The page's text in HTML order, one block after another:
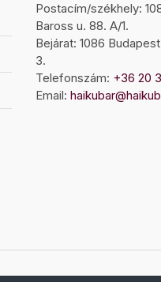
Postacím/székhely:
Baross u. 88. A/1.
Bejárat: 1086
3.
Telefonszám: +36 20
Email: